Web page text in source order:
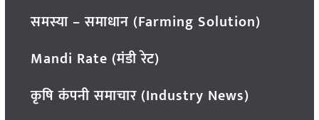
समस्या – समाधान (Farming Solution)
Mandi Rate (मंडी रेट)
कृषि कंपनी समाचार (Industry News)